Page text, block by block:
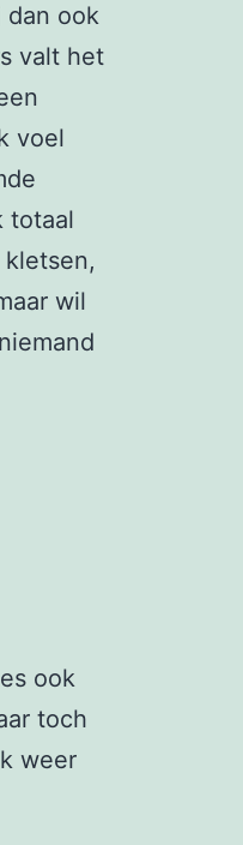
dan ook
valt het
voel
totaal
wil
ook
toch
weer